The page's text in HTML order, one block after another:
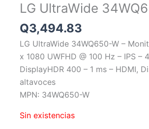
LG UltraWide
Q3,494.83
LG UltraWide 34WQ650-W –
x 1080 UWFHD @ 100 Hz – IPS –
DisplayHDR 400 – 1 ms – HDMI,
altavoces
MPN: 34WQ650-W
Sin existencias